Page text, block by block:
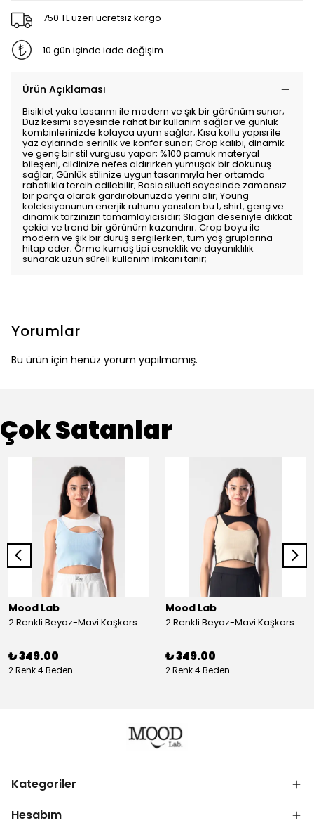
750 TL üzeri ücretsiz kargo
10 gün içinde iade değişim
Ürün Açıklaması
Bisiklet yaka tasarımı ile modern ve şık bir görünüm sunar;
Düz kesimi sayesinde rahat bir kullanım sağlar ve günlük
kombinlerinizde kolayca uyum sağlar; Kısa kollu yapısı ile
yaz aylarında serinlik ve konfor sunar; Crop kalıbı, dinamik
ve genç bir stil vurgusu yapar; %100 pamuk materyal
bileşeni, cildinize nefes aldırırken yumuşak bir dokunuş
sağlar; Günlük stilinize uygun tasarımıyla her ortamda
rahatlıkla tercih edilebilir; Basic silueti sayesinde zamansız
bir parça olarak gardırobunuzda yerini alır; Young
koleksiyonunun enerjik ruhunu yansıtan bu t; shirt, genç ve
dinamik tarzınızın tamamlayıcısıdır; Slogan deseniyle dikkat
çekici ve trend bir görünüm kazandırır; Crop boyu ile
modern ve şık bir duruş sergilerken, tüm yaş gruplarına
hitap eder; Örme kumaş tipi esneklik ve dayanıklılık
sunarak uzun süreli kullanım imkanı tanır;
Yorumlar
Bu ürün için henüz yorum yapılmamış.
Çok Satanlar
Mood Lab
2 Renkli Beyaz-Mavi Kaşkorse Asimetrik Crop Atlet Bluz Top - beyaz-mavi
₺ 349.00
2 Renk 4 Beden
Mood Lab
2 Renkli Beyaz-Mavi Kaşkorse Asimetrik Crop Atlet Bluz Top - siyah-bej
₺ 349.00
2 Renk 4 Beden
Kategoriler
Hesabım